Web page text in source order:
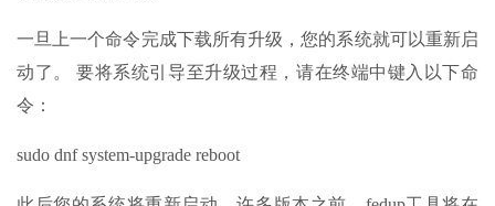
一旦上一个命令完成下载所有升级，您的系统就可以重新启
动了。 要将系统引导至升级过程，请在终端中键入以下命
令：
sudo dnf system-upgrade reboot